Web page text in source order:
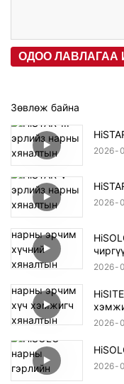
ОДОО ЛАВЛАГАА
Зөвлөж байна
2026
2026
2026
2026
2026